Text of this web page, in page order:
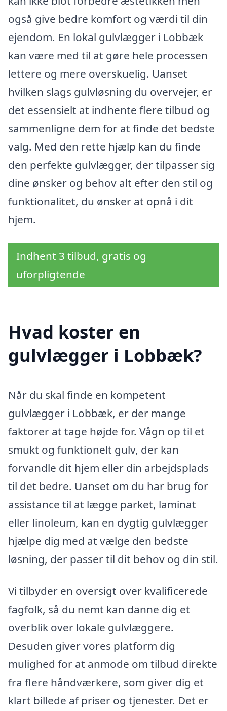
også give bedre komfort og værdi til din
ejendom. En lokal gulvlægger i Lobbæk
kan være med til at gøre hele processen
lettere og mere overskuelig. Uanset
hvilken slags gulvløsning du overvejer, er
det essensielt at indhente flere tilbud og
sammenligne dem for at finde det bedste
valg. Med den rette hjælp kan du finde
den perfekte gulvlægger, der tilpasser sig
dine ønsker og behov alt efter den stil og
funktionalitet, du ønsker at opnå i dit
hjem.
Indhent 3 tilbud, gratis og
uforpligtende
Hvad koster en
gulvlægger i Lobbæk?
Når du skal finde en kompetent
gulvlægger i Lobbæk, er der mange
faktorer at tage højde for. Vågn op til et
smukt og funktionelt gulv, der kan
forvandle dit hjem eller din arbejdsplads
til det bedre. Uanset om du har brug for
assistance til at lægge parket, laminat
eller linoleum, kan en dygtig gulvlægger
hjælpe dig med at vælge den bedste
løsning, der passer til dit behov og din stil.
Vi tilbyder en oversigt over kvalificerede
fagfolk, så du nemt kan danne dig et
overblik over lokale gulvlæggere.
Desuden giver vores platform dig
mulighed for at anmode om tilbud direkte
fra flere håndværkere, som giver dig et
klart billede af priser og tjenester. Det er